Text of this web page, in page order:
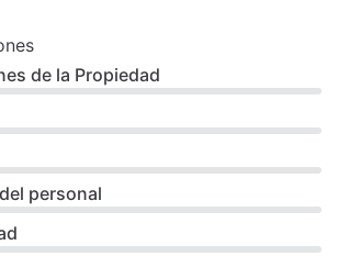
de la Propiedad
personal